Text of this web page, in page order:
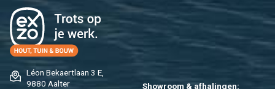
Léon Be­kaert­laan 3 E,
9880 Aal­ter
Show­room & af­ha­lin­gen: